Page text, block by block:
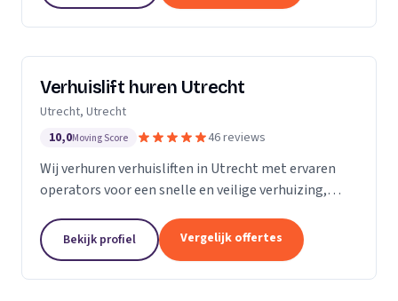
Verhuislift huren Utrecht
Utrecht, Utrecht
10,0Moving Score 46 reviews
Wij verhuren verhuisliften in Utrecht met ervaren
operators voor een snelle en veilige verhuizing,
Bekijk profiel Vergelijk offertes